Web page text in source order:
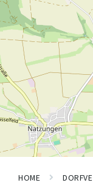
HOME